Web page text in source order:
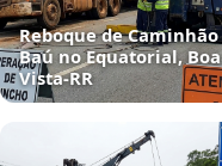
Reboque de Caminhão
Baú no Equatorial, Boa
Vista‑RR